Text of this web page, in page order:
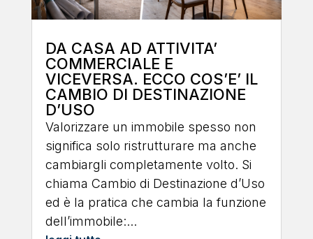
DA CASA AD ATTIVITA’
COMMERCIALE E
VICEVERSA. ECCO COS’E’ IL
CAMBIO DI DESTINAZIONE
D’USO
Valorizzare un immobile spesso non
significa solo ristrutturare ma anche
cambiargli completamente volto. Si
chiama Cambio di Destinazione d’Uso
ed è la pratica che cambia la funzione
dell’immobile:...